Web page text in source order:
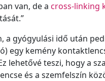
van, de a cross-linking
a gyógyulási idő után
egy kemény
lehetővé teszi, hogy a
és a szemfelszín